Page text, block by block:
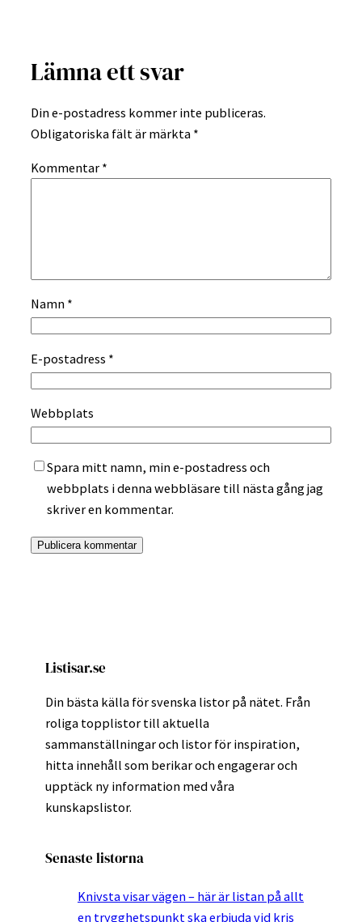
Lämna ett svar
Din e-postadress kommer inte publiceras.
Obligatoriska fält är märkta *
Kommentar *
Namn *
E-postadress *
Webbplats
Spara mitt namn, min e-postadress och
webbplats i denna webbläsare till nästa gång jag
skriver en kommentar.
Listisar.se
Din bästa källa för svenska listor på nätet. Från
roliga topplistor till aktuella
sammanställningar och listor för inspiration,
hitta innehåll som berikar och engagerar och
upptäck ny information med våra
kunskapslistor.
Senaste listorna
Knivsta visar vägen – här är listan på allt
en trygghetspunkt ska erbjuda vid kris